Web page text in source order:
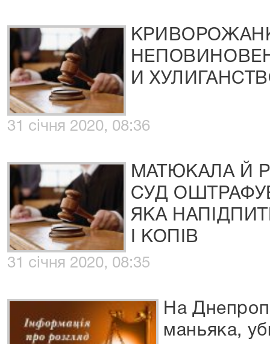
И
31 січня 2020, 08:36
МАТЮКАЛА Й
СУД
ЯКА
І КОПІВ
31 січня 2020, 08:35
На
маньяка,